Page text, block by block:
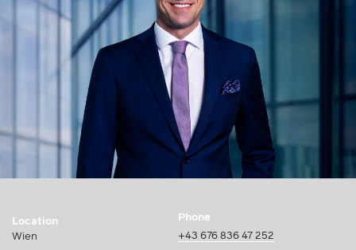
Location
Wien
Phone
+43 676 836 47 252